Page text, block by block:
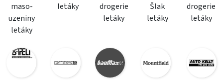
maso-
uzeniny
letáky
letáky
drogerie
letáky
Šlak
letáky
drogerie
letáky